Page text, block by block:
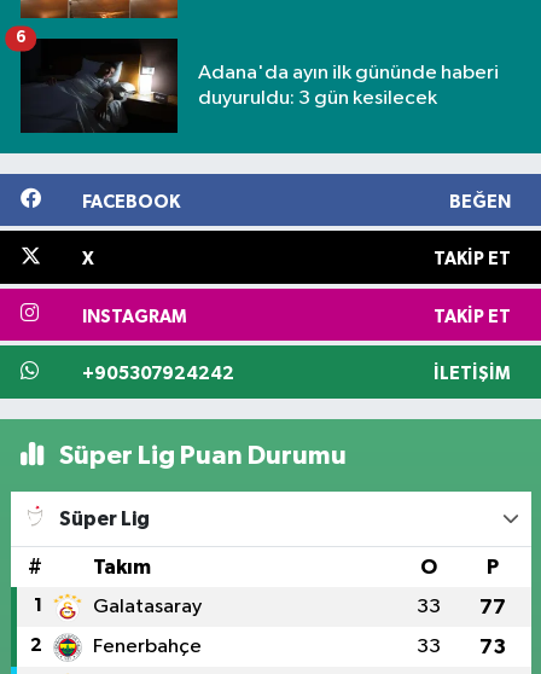
Adana'da ayın ilk gününde haberi
duyuruldu: 3 gün kesilecek
6
FACEBOOK BEĞEN
X TAKIP ET
INSTAGRAM TAKIP ET
+905307924242 İLETIŞIM
Süper Lig Puan Durumu
Süper Lig
# Takım O P
1 Galatasaray 33 77
2 Fenerbahçe 33 73